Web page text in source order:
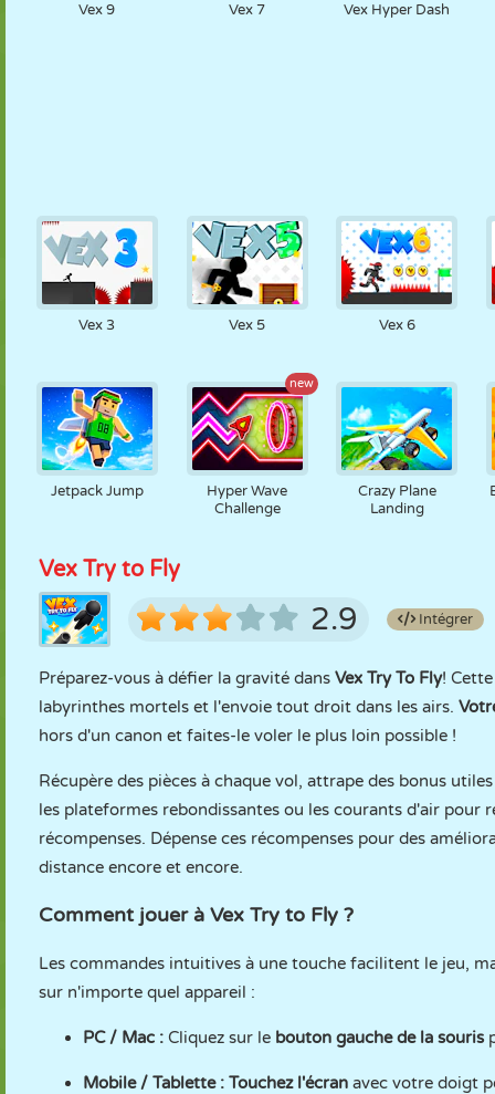
Vex 9 Vex 7 Vex Hyper Dash
Vex 3 Vex 5 Vex 6
Jetpack Jump
new
Hyper Wave
Challenge
Crazy Plane
Landing
Vex Try to Fly
2.9 Intégrer
Préparez-vous à défier la gravité dans Vex Try To Fly!
labyrinthes mortels et l'envoie tout droit dans les airs.
hors d'un canon et faites-le voler le plus loin possible !
Récupère des pièces à chaque vol, attrape des bonus
les plateformes rebondissantes ou les courants d'air pour
récompenses. Dépense ces récompenses pour des
distance encore et encore.
Comment jouer à Vex Try to Fly ?
Les commandes intuitives à une touche facilitent le jeu,
sur n'importe quel appareil :
PC / Mac : Cliquez sur le bouton gauche de la souris
Mobile / Tablette : Touchez l'écran avec votre doigt